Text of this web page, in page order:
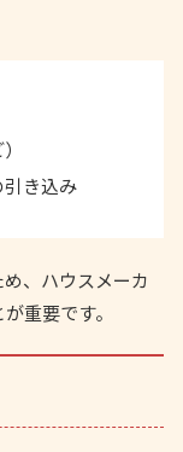
き込み
、ハウスメーカ
重要です。